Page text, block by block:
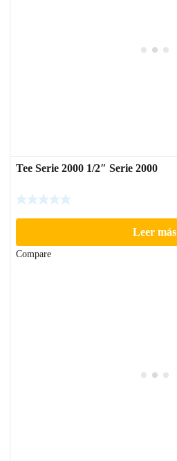
Tee Serie 2000 1/2″ Serie 2000
Leer más
Compare